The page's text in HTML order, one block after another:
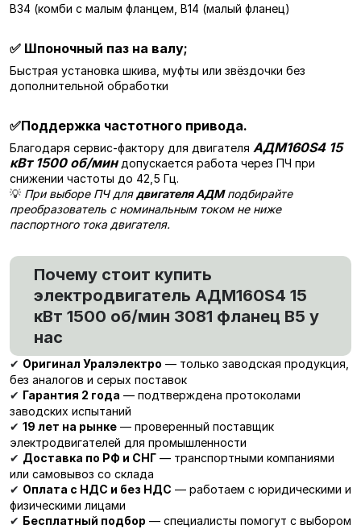
В34 (комби с малым фланцем, В14 (малый фланец)
✅ Шпоночный паз на валу;
Быстрая установка шкива, муфты или звёздочки без
дополнительной обработки
✅Поддержка частотного привода.
Благодаря сервис-фактору для двигателя АДМ160S4 15
кВт 1500 об/мин допускается работа через ПЧ при
снижении частоты до 42,5 Гц.
💡 При выборе ПЧ длядвигателя АДМподбирайте
преобразователь с номинальным током не ниже
паспортного тока двигателя.
Почему стоит купить
электродвигатель АДМ160S4 15
кВт 1500 об/мин 3081 фланец В5 у
нас
✔ Оригинал Уралэлектро — только заводская продукция,
без аналогов и серых поставок
✔ Гарантия 2 года — подтверждена протоколами
заводских испытаний
✔ 19 лет на рынке — проверенный поставщик
электродвигателей для промышленности
✔ Доставка по РФ и СНГ — транспортными компаниями
или самовывоз со склада
✔ Оплата с НДС и без НДС — работаем с юридическими и
физическими лицами
✔ Бесплатный подбор — специалисты помогут с выбором